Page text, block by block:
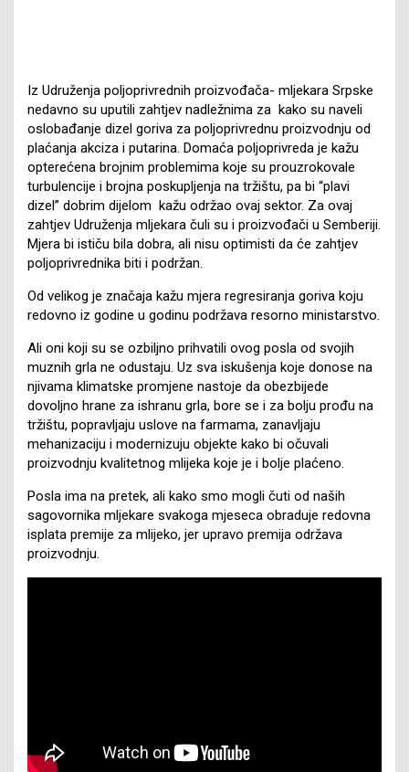
Iz Udruženja poljoprivrednih proizvođača- mljekara Srpske
nedavno su uputili zahtjev nadležnima za kako su naveli
oslobađanje dizel goriva za poljoprivrednu proizvodnju od
plaćanja akciza i putarina. Domaća poljoprivreda je kažu
opterećena brojnim problemima koje su prouzrokovale
turbulencije i brojna poskupljenja na tržištu, pa bi “plavi
dizel” dobrim dijelom kažu održao ovaj sektor. Za ovaj
zahtjev Udruženja mljekara čuli su i proizvođači u Semberiji.
Mjera bi ističu bila dobra, ali nisu optimisti da će zahtjev
poljoprivrednika biti i podržan.
Od velikog je značaja kažu mjera regresiranja goriva koju
redovno iz godine u godinu podržava resorno ministarstvo.
Ali oni koji su se ozbiljno prihvatili ovog posla od svojih
muznih grla ne odustaju. Uz sva iskušenja koje donose na
njivama klimatske promjene nastoje da obezbijede
dovoljno hrane za ishranu grla, bore se i za bolju prođu na
tržištu, popravljaju uslove na farmama, zanavljaju
mehanizaciju i modernizuju objekte kako bi očuvali
proizvodnju kvalitetnog mlijeka koje je i bolje plaćeno.
Posla ima na pretek, ali kako smo mogli čuti od naših
sagovornika mljekare svakoga mjeseca obraduje redovna
isplata premije za mlijeko, jer upravo premija održava
proizvodnju.